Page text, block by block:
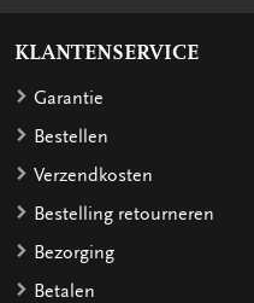
KLANTENSERVICE
Garantie
Bestellen
Verzendkosten
Bestelling retourneren
Bezorging
Betalen